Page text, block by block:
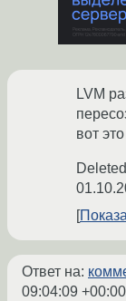
LVM
вот
Deleted
Ответ на:
09:04:09 +00:00